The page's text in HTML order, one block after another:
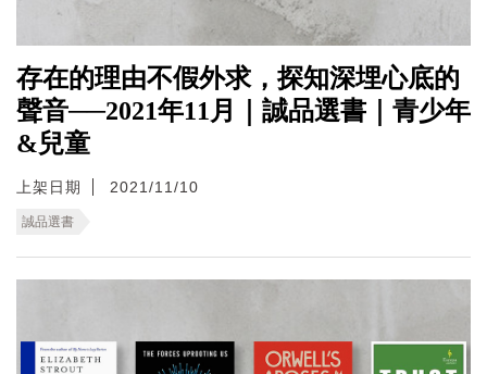
存在的理由不假外求，探知深埋心底的
聲音──2021年11月｜誠品選書｜青少年
&兒童
上架日期 2021/11/10
誠品選書